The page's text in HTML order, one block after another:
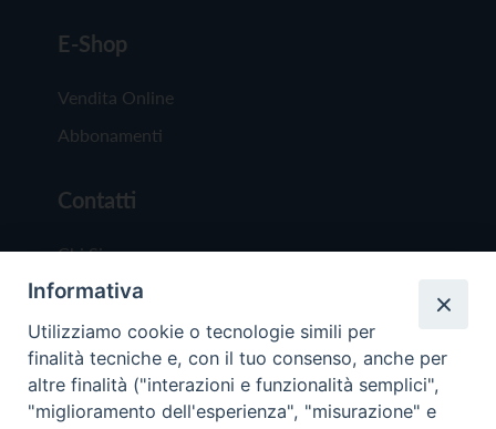
E-Shop
Vendita Online
Abbonamenti
Contatti
Chi Siamo
Redazione
Scrivici
Informativa
Utilizziamo cookie o tecnologie simili per
finalità tecniche e, con il tuo consenso, anche per
altre finalità ("interazioni e funzionalità semplici",
"miglioramento dell'esperienza", "misurazione" e